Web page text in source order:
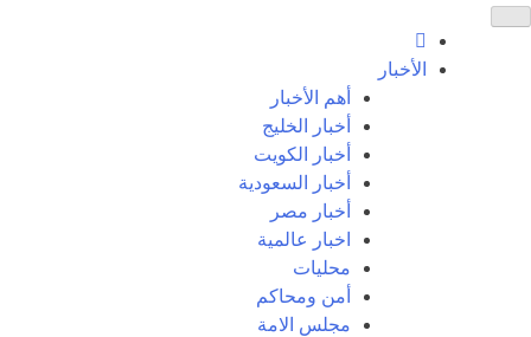
الأخبار
أهم الأخبار
أخبار الخليج
أخبار الكويت
أخبار السعودية
أخبار مصر
اخبار عالمية
محليات
أمن ومحاكم
مجلس الامة